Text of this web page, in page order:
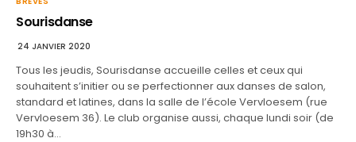
Sourisdanse
24 JANVIER 2020
Tous les jeudis, Sourisdanse accueille celles et ceux qui
souhaitent s’initier ou se perfectionner aux danses de salon,
standard et latines, dans la salle de l’école Vervloesem (rue
Vervloesem 36). Le club organise aussi, chaque lundi soir (de
19h30 à…